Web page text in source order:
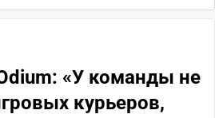
«У команды не
курьеров,